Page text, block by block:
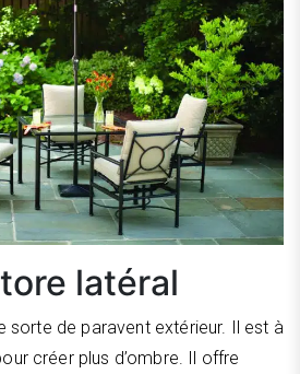
latéral
sorte de paravent extérieur. Il est à
créer plus d’ombre. Il offre